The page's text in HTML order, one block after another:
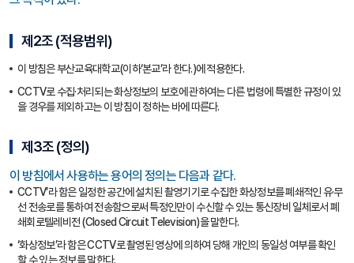
제2조 (적용범위)
이 방침은 부산교육대학교(이하‘본교’라 한다.)에 적용한다.
CCTV로 수집·처리되는 화상정보의 보호에 관하여는 다른 법령에 특별한 규정이 있
을 경우를 제외하고는 이 방침이 정하는 바에 따른다.
제3조 (정의)
이 방침에서 사용하는 용어의 정의는 다음과 같다.
CCTV’라 함은 일정한 공간에 설치된 촬영기기로 수집한 화상정보를 폐쇄적인 유·무
선 전송로를 통하여 전송함으로써 특정인만이 수신할 수 있는 통신장비 일체로서 폐
쇄회로텔레비전 (Closed Circuit Television)을 말한다.
‘화상정보’라 함은 CCTV로 촬영된 영상에 의하여 당해 개인의 동일성 여부를 확인
할 수 있는 정보를 말한다.